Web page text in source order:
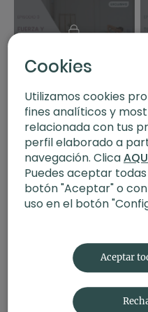
Trabaja la fuerza de la
mano de Paula
Butragueño.
Semana 4
34:57
Mejora tu resistencia
cardiovascular con esta
sesión tabata.
Cookies
Utilizamos cookies
fines analíticos y
relacionada con tus
perfil elaborado a
navegación. Clica
Puedes aceptar
botón "Aceptar" o
uso en el botón
Aceptar